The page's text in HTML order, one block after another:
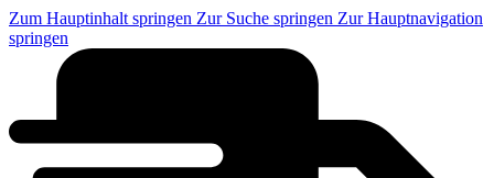
Zum Hauptinhalt springen Zur Suche springen Zur Hauptnavigation
springen